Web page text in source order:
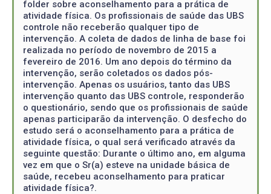
folder sobre aconselhamento para a prática de
atividade física. Os profissionais de saúde das UBS
controle não receberão qualquer tipo de
intervenção. A coleta de dados de linha de base foi
realizada no período de novembro de 2015 a
fevereiro de 2016. Um ano depois do término da
intervenção, serão coletados os dados pós-
intervenção. Apenas os usuários, tanto das UBS
intervenção quanto das UBS controle, responderão
o questionário, sendo que os profissionais de saúde
apenas participarão da intervenção. O desfecho do
estudo será o aconselhamento para a prática de
atividade física, o qual será verificado através da
seguinte questão: Durante o último ano, em alguma
vez em que o Sr(a) esteve na unidade básica de
saúde, recebeu aconselhamento para praticar
atividade física?.